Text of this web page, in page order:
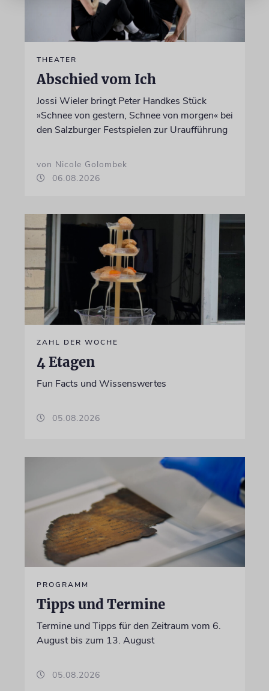
THEATER
Abschied vom Ich
Jossi Wieler bringt Peter Handkes Stück
»Schnee von gestern, Schnee von morgen« bei
den Salzburger Festspielen zur Uraufführung
von Nicole Golombek
06.08.2026
ZAHL DER WOCHE
4 Etagen
Fun Facts und Wissenswertes
05.08.2026
PROGRAMM
Tipps und Termine
Termine und Tipps für den Zeitraum vom 6.
August bis zum 13. August
05.08.2026